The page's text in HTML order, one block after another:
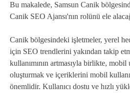
Bu makalede, Samsun Canik
Canik SEO Ajansı'nın rolünü ele
Canik bölgesindeki işletmeler, yerel
için SEO trendlerini yakından takip
kullanımının artmasıyla birlikte,
oluşturmak ve içeriklerini mobil
önemlidir. Kullanıcı dostu ve hızlı